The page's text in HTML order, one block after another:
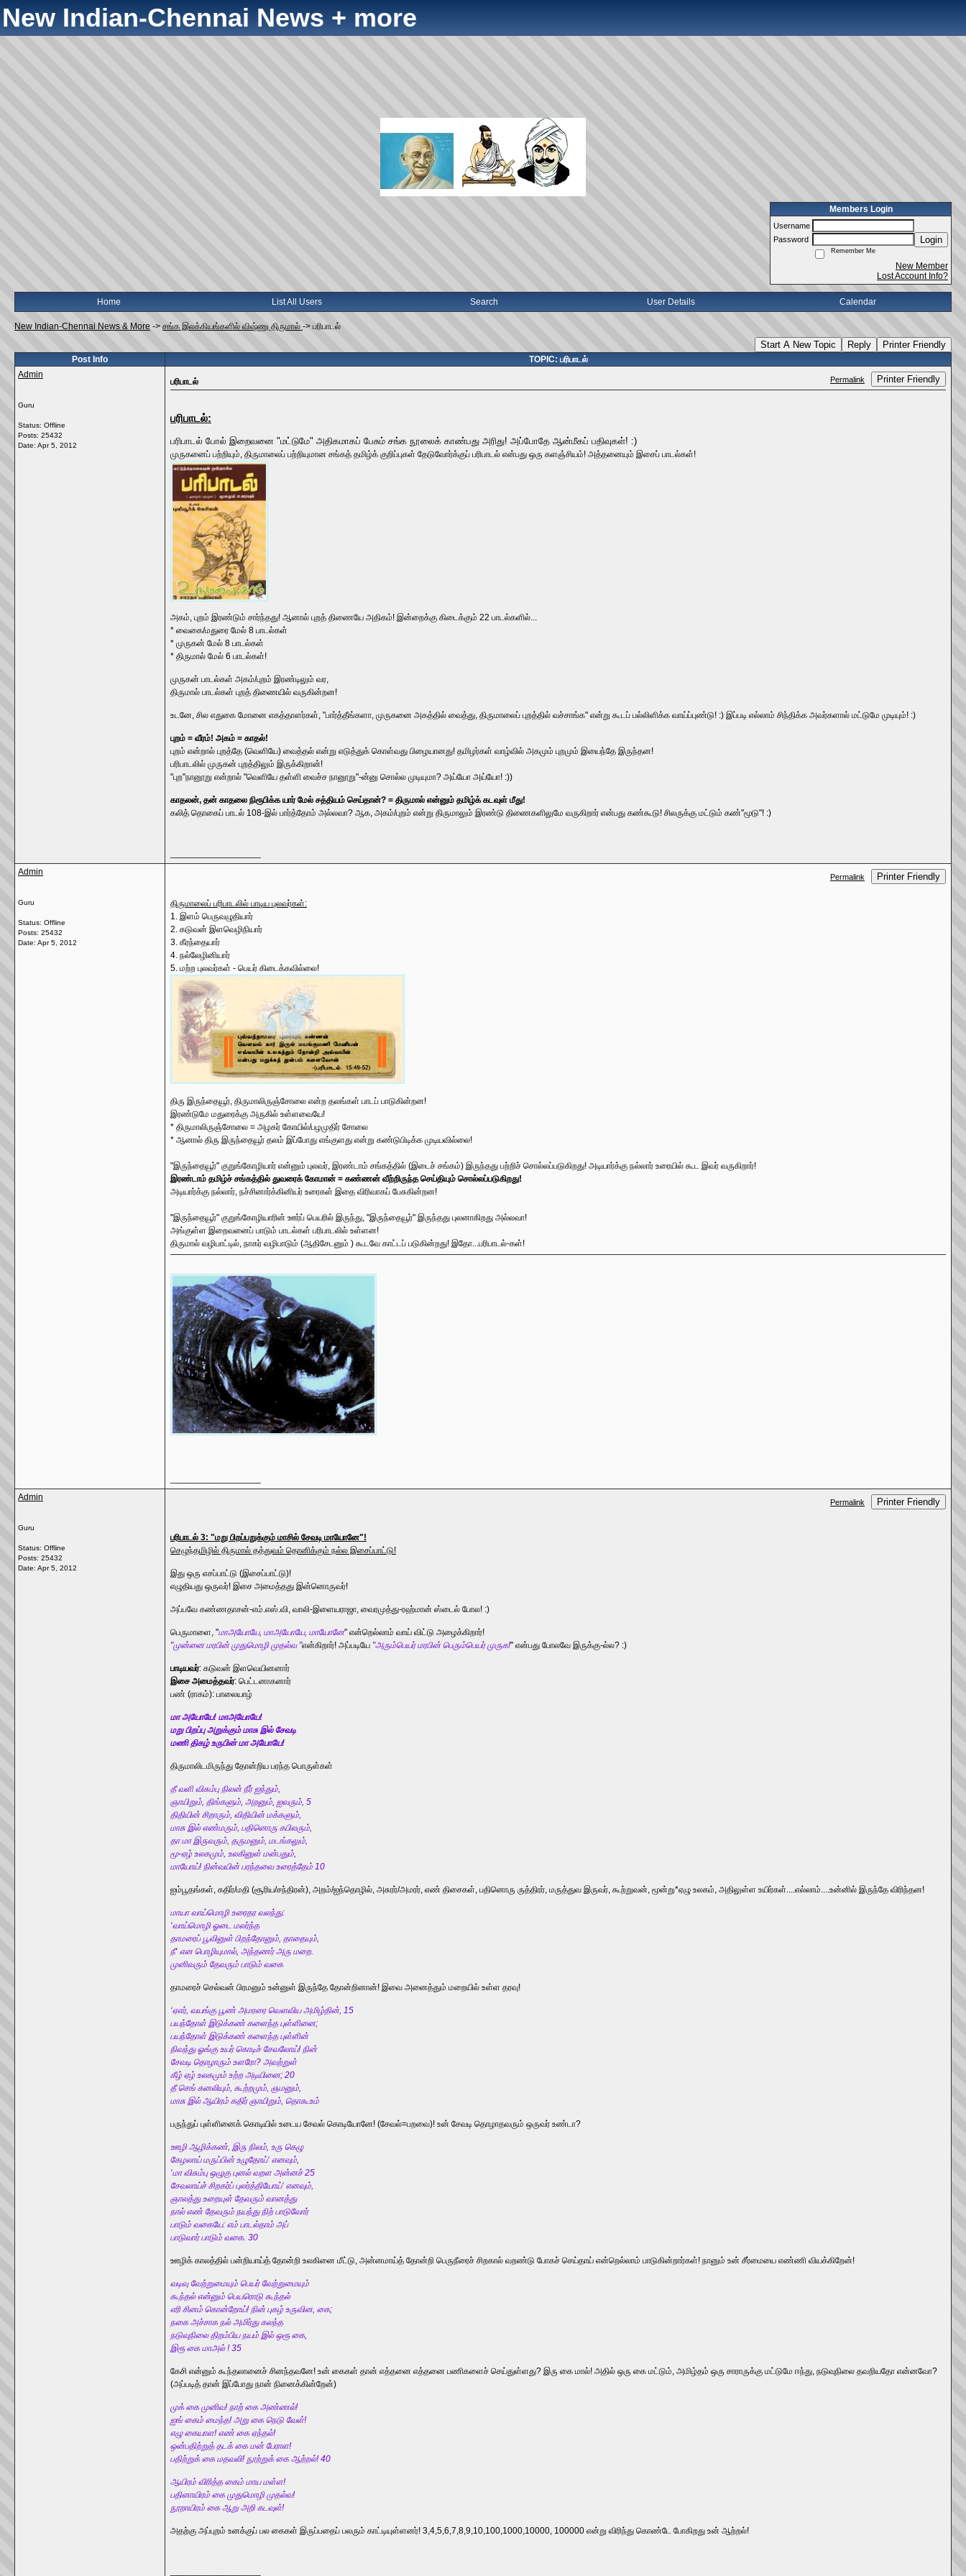
New Indian-Chennai News + more
Members Login
Username
Password
Login
Remember Me
New Member
Lost Account Info?
Home List All Users Search User Details Calendar
New Indian-Chennai News & More -> சங்க இலக்கியங்களில் விஷ்ணு திருமால் -> பரிபாடல்
Start A New Topic Reply Printer Friendly
Post Info
TOPIC: பரிபாடல்
Admin
Guru
Status: Offline
Posts: 25432
Date: Apr 5, 2012
பரிபாடல் Permalink Printer Friendly
பரிபாடல்:
பரிபாடல் போல் இறைவனை "மட்டுமே" அதிகமாகப் பேசும் சங்க நூலைக் காண்பது அரிது! அப்போதே ஆன்மீகப் பதிவுகள்! :)
முருகனைப் பற்றியும், திருமாலைப் பற்றியுமான சங்கத் தமிழ்க் குறிப்புகள் தேடுவோர்க்குப் பரிபாடல் என்பது ஒரு களஞ்சியம்! அத்தனையும் இசைப் பாடல்கள்!
அகம், புறம் இரண்டும் சார்ந்தது! ஆனால் புறத் திணையே அதிகம்! இன்றைக்கு கிடைக்கும் 22 பாடல்களில்...
* வைகை/மதுரை மேல் 8 பாடல்கள்
* முருகன் மேல் 8 பாடல்கள்
* திருமால் மேல் 6 பாடல்கள்!
முருகன் பாடல்கள் அகம்/புறம் இரண்டிலும் வர,
திருமால் பாடல்கள் புறத் திணையில் வருகின்றன!
உடனே, சில எதுகை மோனை எகத்தாளர்கள், "பார்த்தீங்களா, முருகனை அகத்தில் வைத்து, திருமாலைப் புறத்தில் வச்சாங்க" என்று கூடப் பல்லிளிக்க வாய்ப்புண்டு! :) இப்படி எல்லாம் சிந்திக்க அவர்களால் மட்டுமே முடியும்! :)
புறம் = வீரம்! அகம் = காதல்!
புறம் என்றால் புறத்தே (வெளியே) வைத்தல் என்று எடுத்துக் கொள்வது பிழையானது! தமிழர்கள் வாழ்வில் அகமும் புறமும் இயைந்தே இருந்தன!
பரிபாடலில் முருகன் புறத்திலும் இருக்கிறான்!
"புற"நானூறு என்றால் "வெளியே தள்ளி வைச்ச நானூறு"-ன்னு சொல்ல முடியுமா? அய்யோ அய்யோ! :))
காதலன், தன் காதலை நிரூபிக்க யார் மேல் சத்தியம் செய்தான்? = திருமால் என்னும் தமிழ்க் கடவுள் மீது!
கலித் தொகைப் பாடல் 108-இல் பார்த்தோம் அல்லவா? ஆக, அகம்/புறம் என்று திருமாலும் இரண்டு திணைகளிலுமே வருகிறார் என்பது கண்கூடு! சிலருக்கு மட்டும் கண்"மூடு"! :)
Admin
Guru
Status: Offline
Posts: 25432
Date: Apr 5, 2012
Permalink Printer Friendly
திருமாலைப் பரிபாடலில் பாடிய புலவர்கள்:
1. இளம் பெருவழுதியார்
2. கடுவன் இளவெழிநியார்
3. கீரந்தையார்
4. நல்லேழினியார்
5. மற்ற புலவர்கள் - பெயர் கிடைக்கவில்லை!
திரு இருந்தையூர், திருமாலிருஞ்சோலை என்ற தலங்கள் பாடப் பாடுகின்றன!
இரண்டுமே மதுரைக்கு அருகில் உள்ளவையே!
* திருமாலிருஞ்சோலை = அழகர் கோயில்/பழமுதிர் சோலை
* ஆனால் திரு இருந்தையூர் தலம் இப்போது எங்குளது என்று கண்டுபிடிக்க முடியவில்லை!
"இருந்தையூர்" குறுங்கோழியார் என்னும் புலவர், இரண்டாம் சங்கத்தில் (இடைச் சங்கம்) இருந்தது பற்றிச் சொல்லப்படுகிறது! அடியார்க்கு நல்லார் உரையில் கூட இவர் வருகிறார்!
இரண்டாம் தமிழ்ச் சங்கத்தில் துவரைக் கோமான் = கண்ணன் வீற்றிருந்த செய்தியும் சொல்லப்படுகிறது!
அடியார்க்கு நல்லார், நச்சினார்க்கினியர் உரைகள் இதை விரிவாகப் பேசுகின்றன!
"இருந்தையூர்" குறுங்கோழியாரின் ஊர்ப் பெயரில் இருந்து, "இருந்தையூர்" இருந்தது புலனாகிறது அல்லவா!
அங்குள்ள இறைவனைப் பாடும் பாடல்கள் பரிபாடலில் உள்ளன!
திருமால் வழிபாட்டில், நாகர் வழிபாடும் (ஆதிசேடனும் ) கூடவே காட்டப் படுகின்றது! இதோ...பரிபாடல்-கள்!
Admin
Guru
Status: Offline
Posts: 25432
Date: Apr 5, 2012
Permalink Printer Friendly
பரிபாடல் 3: "மறு பிறப்பறுக்கும் மாசில் சேவடி மாயோனே"!
செழுந்தமிழில் திருமால் தத்துவம் தொனிக்கும் நல்ல இசைப்பாட்டு!
இது ஒரு எசப்பாட்டு (இசைப்பாட்டு)!
எழுதியது ஒருவர்! இசை அமைத்தது இன்னொருவர்!
அப்பவே கண்ணதாசன்-எம்.எஸ்.வி, வாலி-இளையராஜா, வைரமுத்து-ரஹ்மான் ஸ்டைல் போல! :)
பெருமாளை, "மாஅயோயே, மாஅயோயே, மாயோனே" என்றெல்லாம் வாய் விட்டு அழைக்கிறார்!
"முன்னை மரபின் முதுமொழி முதல்வ "என்கிறார்! அப்படியே "அரும்பெயர் மரபின் பெரும்பெயர் முருக!" என்பது போலவே இருக்கு-ல்ல? :)
பாடியவர்: கடுவன் இளவெயினனார்
இசை அமைத்தவர்: பெட்டனாகனார்
பண் (ராகம்): பாலையாழ்
மா அயோயே! மாஅயோயே!
மறு பிறப்பு அறுக்கும் மாசு இல் சேவடி
மணி திகழ் உருபின் மா அயோயே!
திருமாலிடமிருந்து தோன்றிய பரந்த பொருள்கள்
தீ வளி விசும்பு நிலன் நீர் ஐந்தும்,
ஞாயிறும், திங்களும், அறனும், ஐவரும், 5
திதியின் சிறாரும், விதியின் மக்களும்,
மாசு இல் எண்மரும், பதினொரு கபிலரும்,
தா மா இருவரும், தருமனும், மடங்கலும்,
மூ-ஏழ் உலகமும், உலகினுள் மன்பதும்,
மாயோய்! நின்வயின் பரந்தவை உரைத்தேம் 10
ஐம்பூதங்கள், கதிர்/மதி (சூரிய/சந்திரன்), அறம்/ஐந்தொழில், அசுரர்/அமரர், எண் திசைகள், பதினொரு ருத்திரர், மருத்துவ இருவர், கூற்றுவன், மூன்று*ஏழு உலகம், அதிலுள்ள உயிர்கள்....எல்லாம்....உன்னில் இருந்தே விரிந்தன!
மாயா வாய்மொழி உரைதர வலந்து:
‘வாய்மொழி ஓடை மலர்ந்த
தாமரைப் பூவினுள் பிறந்தோனும், தாதையும்,
நீ‘ என பொழியுமால், அந்தணர் அரு மறை.
முனிவரும் தேவரும் பாடும் வகை
தாமரைச் செல்வன் பிரமனும் உன்னுள் இருந்தே தோன்றினான்! இவை அனைத்தும் மறையில் உள்ள தரவு!
‘ஏஎர், வயங்கு பூண் அமரரை வௌவிய அமிழ்தின், 15
பயந்தோள் இடுக்கண் களைந்த புள்ளினை;
பயந்தோள் இடுக்கண் களைந்த புள்ளின்
நிவந்து ஓங்கு உயர் கொடிச் சேவலோய்! நின்
சேவடி தொழாரும் உளரோ? அவற்றுள்
கீழ் ஏழ் உலகமும் உற்ற அடியினை; 20
தீ செங் கனலியும், கூற்றமும், ஞமனும்,
மாசு இல் ஆயிரம் கதிர் ஞாயிறும், தொகூஉம்
பருந்துப் புள்ளினைக் கொடியில் உடைய சேவல் கொடியோனே! (சேவல்=பறவை)! உன் சேவடி தொழாதவரும் ஒருவர் உண்டா?
ஊழி ஆழிக்கண், இரு நிலம், உரு கெழு
கேழலாய் மருப்பின் உழுதோய்‘ எனவும்,
‘மா விசும்பு ஒழுகு புனல் வறள அன்னச் 25
சேவலாய்ச் சிறகர்ப் புலர்த்தியோய்‘ எனவும்,
ஞாலத்து உறையுள் தேவரும் வானத்து
நால் எண் தேவரும் நயந்து நிற் பாடுவோர்
பாடும் வகையே: எம் பாடல்தாம் அப்
பாடுவார் பாடும் வகை. 30
ஊழிக் காலத்தில் பன்றியாய்த் தோன்றி உலகினை மீட்டு, அன்னமாய்த் தோன்றி பெருநீரைச் சிறகால் வறண்டு போகச் செய்தாய் என்றெல்லாம் பாடுகின்றார்கள்! நானும் உன் சீர்மையை எண்ணி வியக்கிறேன்!
வடிவு வேற்றுமையும் பெயர் வேற்றுமையும்
கூந்தல் என்னும் பெயரொடு கூந்தல்
எரி சினம் கொன்றோய்! நின் புகழ் உருவின, கை;
நகை அச்சாக நல் அமிர்து கலந்த
நடுவுநிலை திறம்பிய நயம் இல் ஒரூ கை,
இரூ கை மாஅல் ! 35
கேசி என்னும் கூந்தலானைச் சினந்தவனே! உன் கைகள் தான் எத்தனை எத்தனை பணிகளைச் செய்துள்ளது? இரு கை மால்! அதில் ஒரு கை மட்டும், அமிழ்தம் ஒரு சாராருக்கு மட்டுமே ஈந்து, நடுவுநிலை தவறியதோ என்னவோ?
(அப்படித் தான் இப்போது நான் நினைக்கின்றேன்)
முக் கை முனிவ! நாற் கை அண்ணல்!
ஐங் கைம் மைந்த! அறு கை நெடு வேள்!
எழு கையாள! எண் கை ஏந்தல்!
ஒன்பதிற்றுத் தடக் கை மன் பேராள!
பதிற்றுக் கை மதவலி! நூற்றுக் கை ஆற்றல்! 40
ஆயிரம் விரித்த கைம் மாய மள்ள!
பதினாயிரம் கை முதுமொழி முதல்வ!
நூறாயிரம் கை ஆறு அறி கடவுள்!
அதற்கு அப்புறம் உனக்குப் பல கைகள் இருப்பதைப் பலரும் காட்டியுள்ளனர்! 3,4,5,6,7,8,9,10,100,1000,10000, 100000 என்று விரிந்து கொண்டே போகிறது உன் ஆற்றல்!